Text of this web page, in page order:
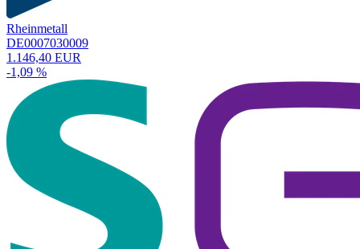
Rheinmetall
DE0007030009
1.146,40 EUR
-1,09 %